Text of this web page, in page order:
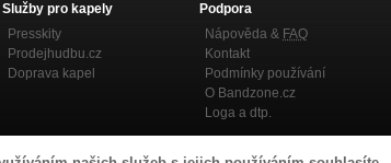
Služby pro kapely
Presskity
Prodejhudbu.cz
Doprava kapel
Podpora
Nápověda & FAQ
Kontakt
Podmínky používání
O Bandzone.cz
Loga a dtp.